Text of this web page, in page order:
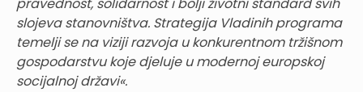
pravednost, solidarnost i bolji životni standard svih
slojeva stanovništva. Strategija Vladinih programa
temelji se na viziji razvoja u konkurentnom tržišnom
gospodarstvu koje djeluje u modernoj europskoj
socijalnoj državi«.